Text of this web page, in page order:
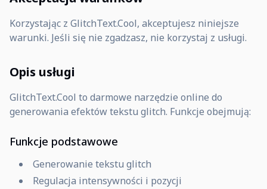
Korzystając z GlitchText.Cool, akceptujesz niniejsze
warunki. Jeśli się nie zgadzasz, nie korzystaj z usługi.
Opis usługi
GlitchText.Cool to darmowe narzędzie online do
generowania efektów tekstu glitch. Funkcje obejmują:
Funkcje podstawowe
Generowanie tekstu glitch
Regulacja intensywności i pozycji